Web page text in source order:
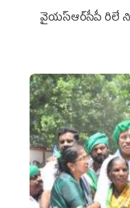
వైయ‌స్ఆర్‌సీపీ రిలే